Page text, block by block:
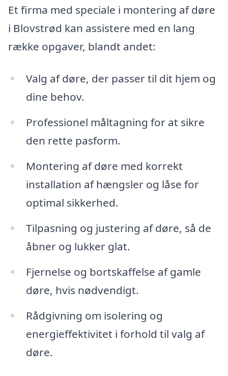
Et firma med speciale i montering af døre
i Blovstrød kan assistere med en lang
række opgaver, blandt andet:
Valg af døre, der passer til dit hjem og
dine behov.
Professionel måltagning for at sikre
den rette pasform.
Montering af døre med korrekt
installation af hængsler og låse for
optimal sikkerhed.
Tilpasning og justering af døre, så de
åbner og lukker glat.
Fjernelse og bortskaffelse af gamle
døre, hvis nødvendigt.
Rådgivning om isolering og
energieffektivitet i forhold til valg af
døre.